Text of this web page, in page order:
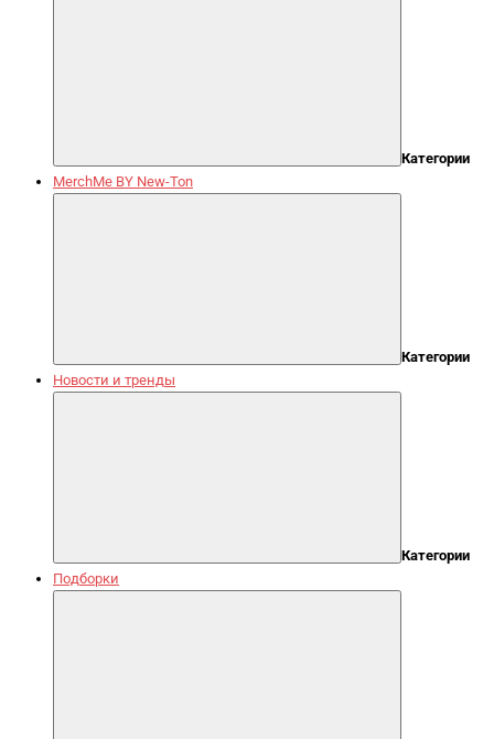
Категории
MerchMe BY New-Ton
Категории
Новости и тренды
Категории
Подборки